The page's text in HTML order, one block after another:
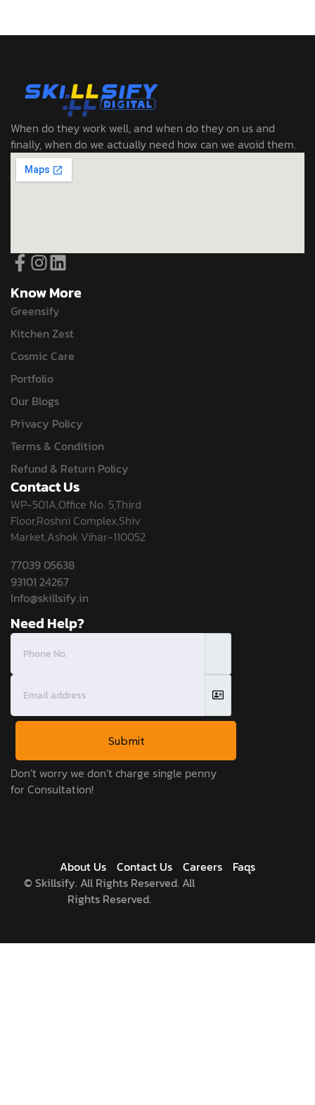
When do they work well, and when do they on us and
finally, when do we actually need how can we avoid them.
Know More
Greensify
Kitchen Zest
Cosmic Care
Portfolio
Our Blogs
Privacy Policy
Terms & Condition
Refund & Return Policy
Contact Us
WP-501A,Office No. 5,Third
Floor,Roshni Complex,Shiv
Market,Ashok Vihar-110052
77039 05638
93101 24267
Info@skillsify.in
Need Help?
Submit
Don’t worry we don’t charge single penny
for Consultation!
©Skillsify. All Rights Reserved. All
Rights Reserved.
About Us Contact Us Careers Faqs